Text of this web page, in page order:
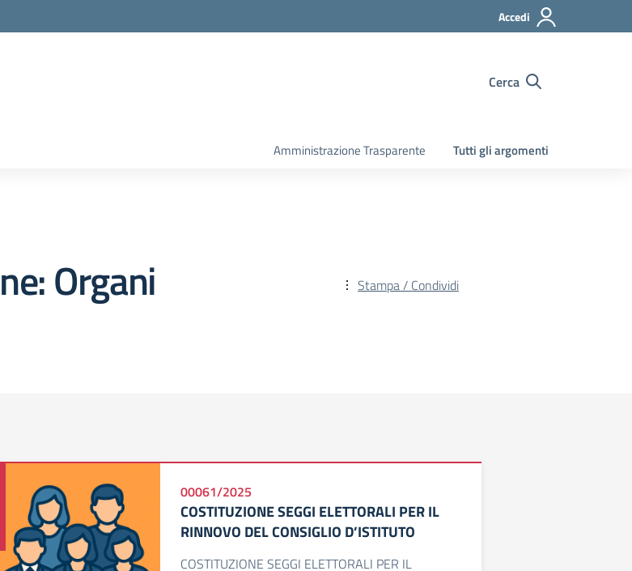
Accedi
Cerca
Amministrazione Trasparente Tutti gli argomenti
Organi Stampa / Condividi
00061/2025
COSTITUZIONE SEGGI ELETTORALI PER IL
RINNOVO DEL CONSIGLIO D’ISTITUTO
COSTITUZIONE SEGGI ELETTORALI PER IL